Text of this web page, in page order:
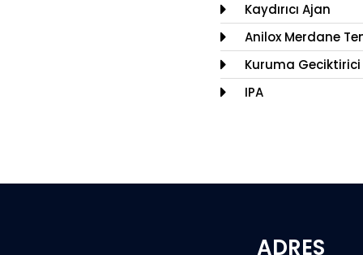
Kaydırıcı Ajan
Anilox Merdane
Kuruma Geciktirici
IPA
ADRES